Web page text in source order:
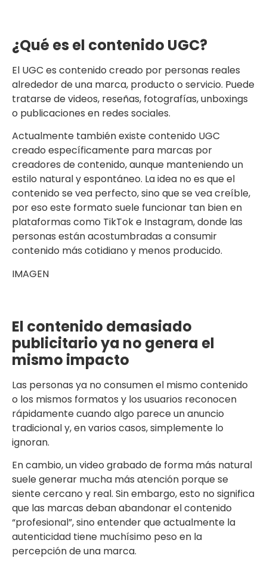
¿Qué es el contenido UGC?
El UGC es contenido creado por personas reales
alrededor de una marca, producto o servicio. Puede
tratarse de videos, reseñas, fotografías, unboxings
o publicaciones en redes sociales.
Actualmente también existe contenido UGC
creado específicamente para marcas por
creadores de contenido, aunque manteniendo un
estilo natural y espontáneo. La idea no es que el
contenido se vea perfecto, sino que se vea creíble,
por eso este formato suele funcionar tan bien en
plataformas como TikTok e Instagram, donde las
personas están acostumbradas a consumir
contenido más cotidiano y menos producido.
IMAGEN
El contenido demasiado
publicitario ya no genera el
mismo impacto
Las personas ya no consumen el mismo contenido
o los mismos formatos y los usuarios reconocen
rápidamente cuando algo parece un anuncio
tradicional y, en varios casos, simplemente lo
ignoran.
En cambio, un video grabado de forma más natural
suele generar mucha más atención porque se
siente cercano y real. Sin embargo, esto no significa
que las marcas deban abandonar el contenido
“profesional”, sino entender que actualmente la
autenticidad tiene muchísimo peso en la
percepción de una marca.